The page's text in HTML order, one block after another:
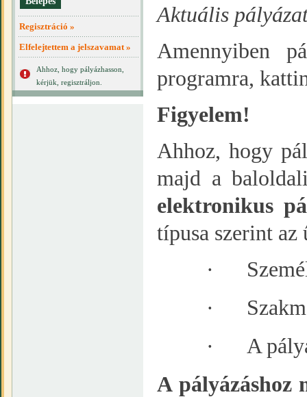
Regisztráció »
Elfelejtettem a jelszavamat »
Ahhoz, hogy pályázhasson,
kérjük, regisztráljon.
Aktuális
Amennyiben
programra,
Figyelem!
Ahhoz, hogy
majd a
elektronikus
típusa szerint
·
·
·
A
A pályázáshoz